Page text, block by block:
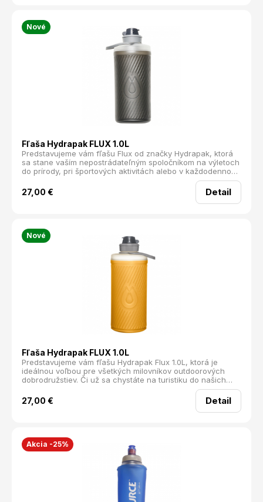
Nové
Fľaša Hydrapak FLUX 1.0L
Predstavujeme vám fľašu Flux od značky Hydrapak, ktorá
sa stane vaším nepostrádateľným spoločníkom na výletoch
do prírody, pri športových aktivitách alebo v každodennom
živote. Táto inovatívna fľaša je vyrobená z mäkkého
materiálu, takže vás v batohu nikdy nebude tlačiť do
chrbta. Či už sa chystáte na túru, do práce alebo školy,
27,00 € Detail
Nové
Fľaša Hydrapak FLUX 1.0L
Predstavujeme vám fľašu Hydrapak Flux 1.0L, ktorá je
ideálnou voľbou pre všetkých milovníkov outdoorových
dobrodružstiev. Či už sa chystáte na turistiku do našich
nádherných Tatier, alebo na bežný deň v meste, táto fľaša
je pripravená splniť všetky vaše potreby.
27,00 € Detail
Akcia -25%